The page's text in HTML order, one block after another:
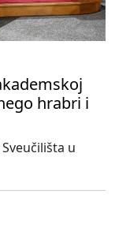
hrabri i
u